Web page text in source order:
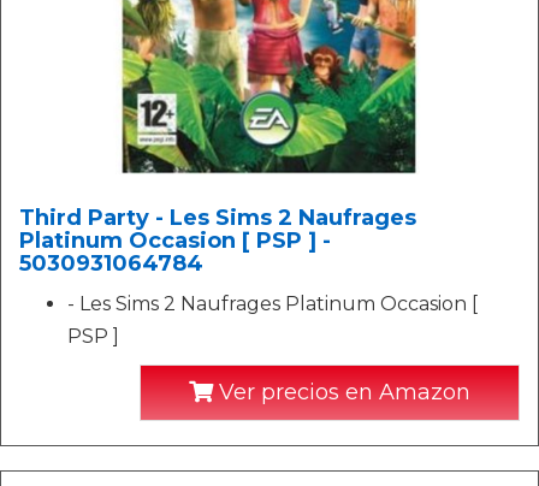
Third Party - Les Sims 2 Naufrages
Platinum Occasion [ PSP ] -
5030931064784
- Les Sims 2 Naufrages Platinum Occasion [
PSP ]
Ver precios en Amazon